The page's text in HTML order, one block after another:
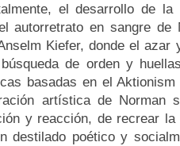
el desarrollo de
autorretrato en sangre
Kiefer, donde el
de orden y
basadas en el
artística de Norman
y reacción, de recrear
destilado poético y